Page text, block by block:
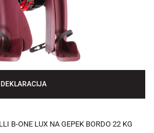
DEKLARACIJA
B-ONE LUX NA GEPEK BORDO 22 KG